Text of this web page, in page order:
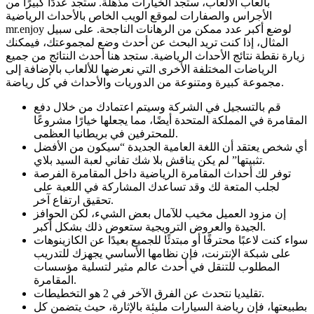
بألعاب الألعاب، ستجد الخيارات مذهلة. ستجد عددًا كبيرًا من
الأجراس والصفارات لموقع الويب الخاص بالأحداث الرياضية
mr.enjoy لوضع أكبر عدد ممكن من الرهانات الناجحة. على سبيل
المثال، إذا كنت تريد البحث عن أحدث وضع لمجموعتك، فيمكنك
زيارة نقطة نتائج الأحداث الرياضية. ستجد هنا أحدث النتائج من جميع
الرياضات المختلفة الأخرى التي نعرضها للألعاب بالإضافة إلى
مجموعة كبيرة ومتنوعة من الدوريات والأحداث في كل رياضة.
قم بالتسجيل في الشركة وسيتم اعتمادك من خلال دفع
المقامرة في المملكة المتحدة أيضًا، مما يجعلها خيارًا مشروعًا
للمحترفين في بريطانيا العظمى.
أي شخص يعتقد أن اللغة العامية الجديدة “سيكون من الأفضل
تثبيتها” لم يكن يناقش بلا شك تفاني لعبة السيد بلاي.
توفر لك أحداث المقامرة الرياضية داخل المقامرة الفرصة
لجلب المتعة لك وقد تساعدك المشاركة في اللعبة على
تحقيق ارتفاع آخر.
إن مزود العميل مخيب للآمال بعض الشيء، لكن الحوافز
الجيدة والعروض الترويجية ستعوض ذلك بشكل أكبر.
سواء كنت لاعبًا محترفًا أو مبتدئًا للجميع بعيدًا عن الكازينوهات
على شبكة الإنترنت، فإن نظامها الأساسي يجهزك للتدريب
المطلوب للتنقل في أحدث عالم مثير لتسلية مؤسسات
المقامرة.
تقليديا نتحدث عن الفرق الآخر في 2 هو التخطيطات.
بطبيعتها، فإن رياضة السيارات مليئة بالإثارة، حيث يتضمن كل